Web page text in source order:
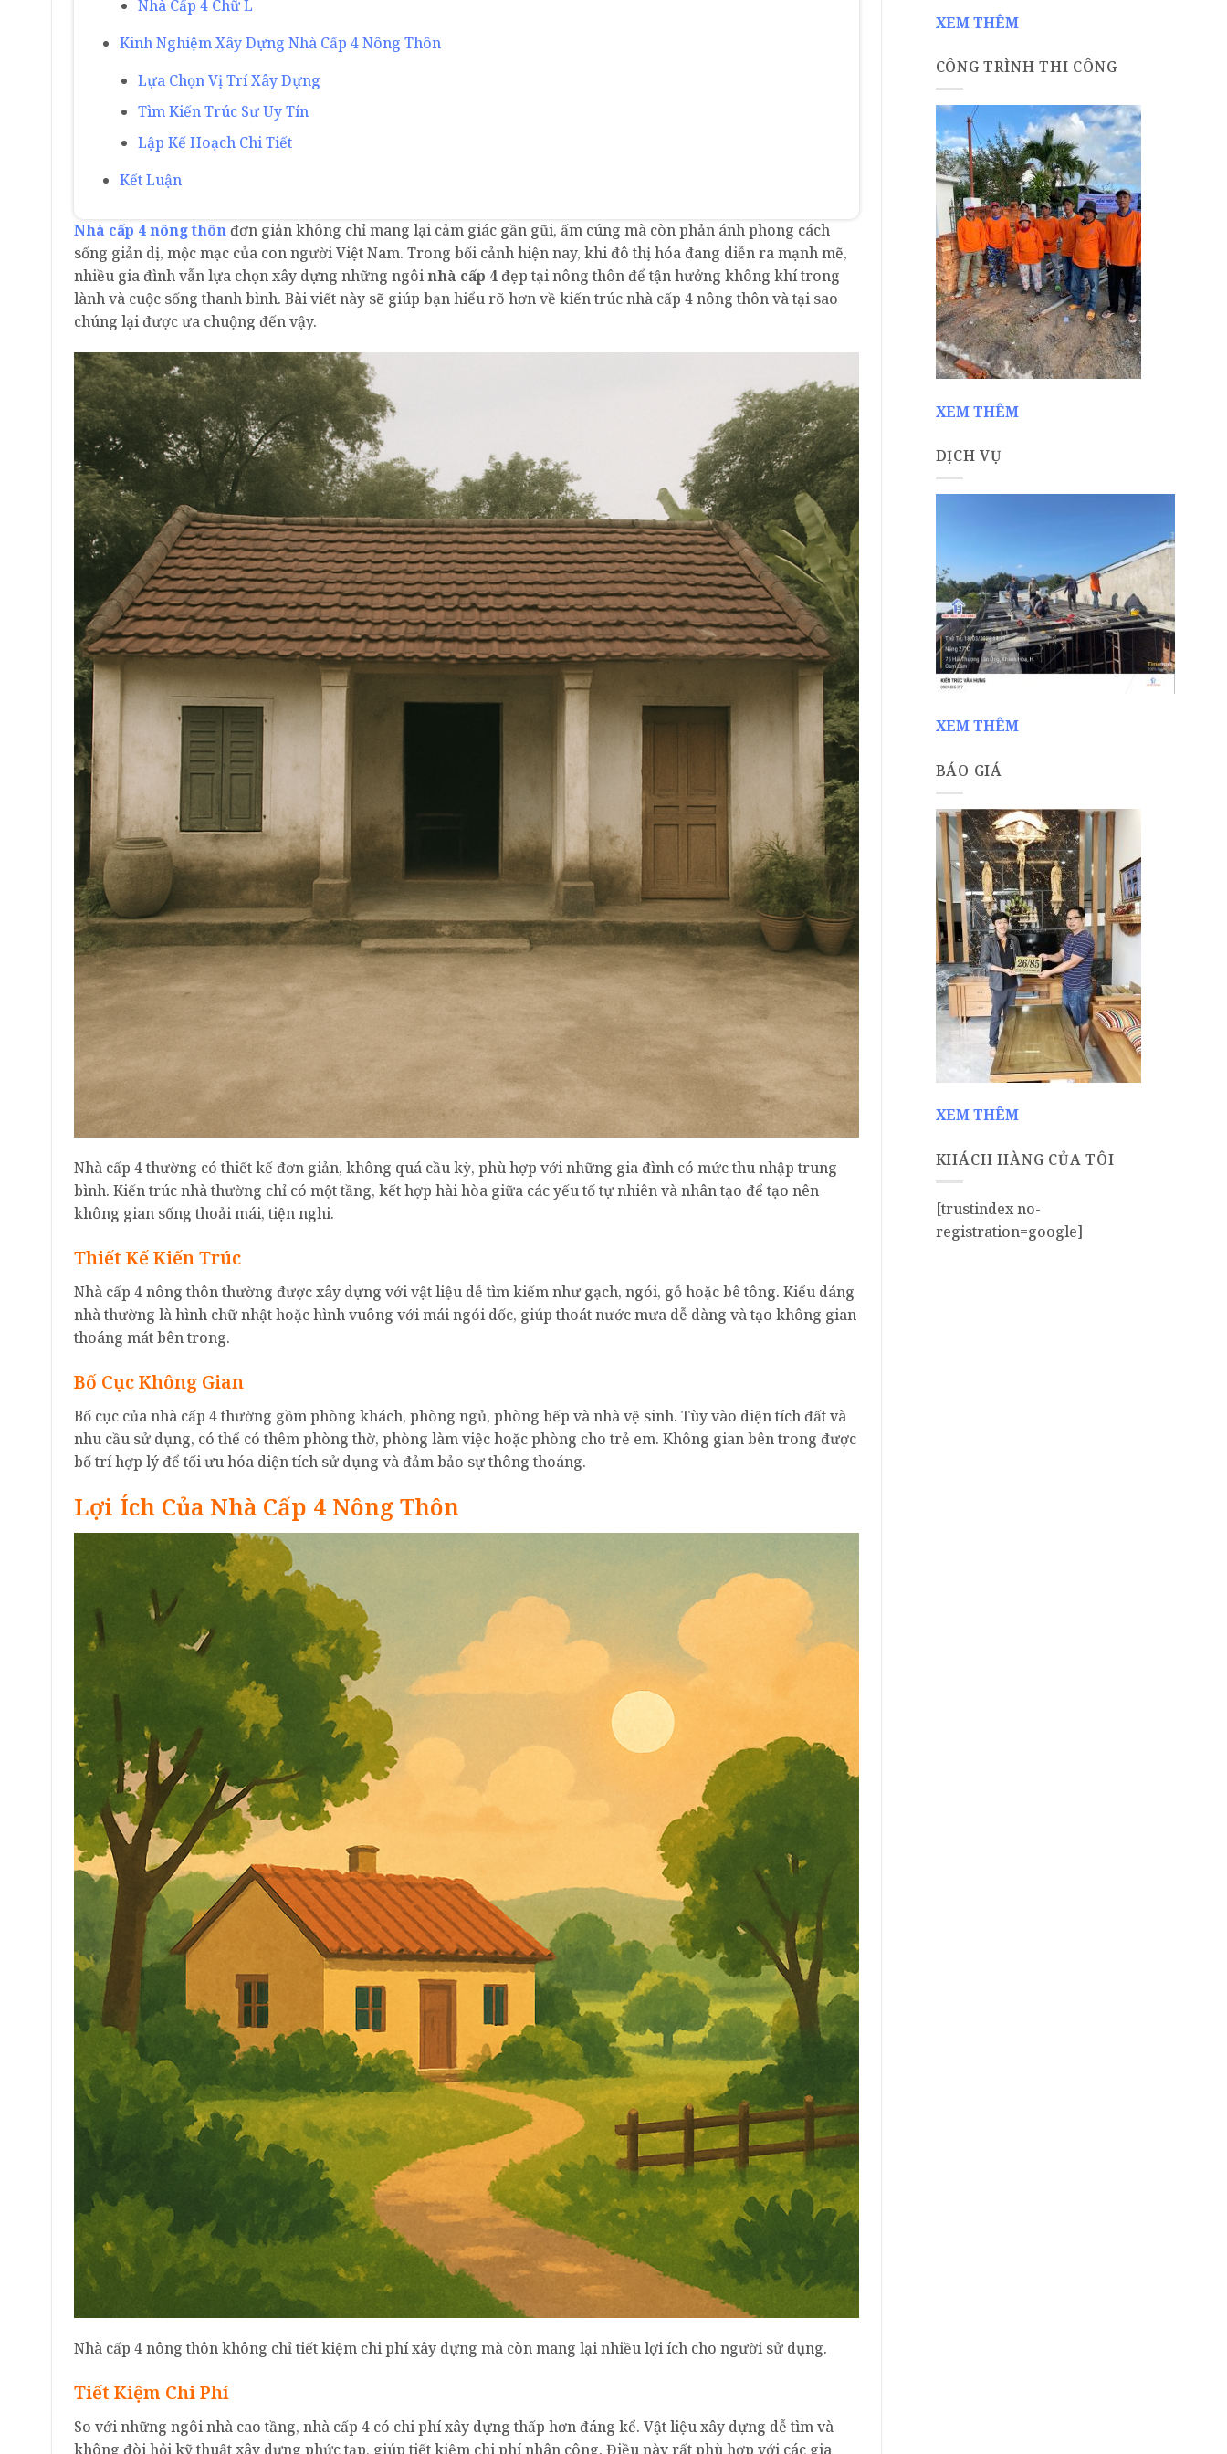
Nhà Cấp 4 Chữ L
Kinh Nghiệm Xây Dựng Nhà Cấp 4 Nông Thôn
Lựa Chọn Vị Trí Xây Dựng
Tìm Kiến Trúc Sư Uy Tín
Lập Kế Hoạch Chi Tiết
Kết Luận
Nhà cấp 4 nông thônđơn giản không chỉ mang lại cảm giác gần gũi, ấm cúng mà còn phản ánh phong cách
sống giản dị, mộc mạc của con người Việt Nam. Trong bối cảnh hiện nay, khi đô thị hóa đang diễn ra mạnh mẽ,
nhiều gia đình vẫn lựa chọn xây dựng những ngôinhà cấp 4đẹp tại nông thôn để tận hưởng không khí trong
lành và cuộc sống thanh bình. Bài viết này sẽ giúp bạn hiểu rõ hơn về kiến trúc nhà cấp 4 nông thôn và tại sao
chúng lại được ưa chuộng đến vậy.
Nhà cấp 4 thường có thiết kế đơn giản, không quá cầu kỳ, phù hợp với những gia đình có mức thu nhập trung
bình. Kiến trúc nhà thường chỉ có một tầng, kết hợp hài hòa giữa các yếu tố tự nhiên và nhân tạo để tạo nên
không gian sống thoải mái, tiện nghi.
Thiết Kế Kiến Trúc
Nhà cấp 4 nông thôn thường được xây dựng với vật liệu dễ tìm kiếm như gạch, ngói, gỗ hoặc bê tông. Kiểu dáng
nhà thường là hình chữ nhật hoặc hình vuông với mái ngói dốc, giúp thoát nước mưa dễ dàng và tạo không gian
thoáng mát bên trong.
Bố Cục Không Gian
Bố cục của nhà cấp 4 thường gồm phòng khách, phòng ngủ, phòng bếp và nhà vệ sinh. Tùy vào diện tích đất và
nhu cầu sử dụng, có thể có thêm phòng thờ, phòng làm việc hoặc phòng cho trẻ em. Không gian bên trong được
bố trí hợp lý để tối ưu hóa diện tích sử dụng và đảm bảo sự thông thoáng.
Lợi Ích Của Nhà Cấp 4 Nông Thôn
Nhà cấp 4 nông thôn không chỉ tiết kiệm chi phí xây dựng mà còn mang lại nhiều lợi ích cho người sử dụng.
Tiết Kiệm Chi Phí
So với những ngôi nhà cao tầng, nhà cấp 4 có chi phí xây dựng thấp hơn đáng kể. Vật liệu xây dựng dễ tìm và
không đòi hỏi kỹ thuật xây dựng phức tạp, giúp tiết kiệm chi phí nhân công. Điều này rất phù hợp với các gia
XEM THÊM
CÔNG TRÌNH THI CÔNG
XEM THÊM
DỊCH VỤ
XEM THÊM
BÁO GIÁ
XEM THÊM
KHÁCH HÀNG CỦA TÔI
[trustindex no-
registration=google]